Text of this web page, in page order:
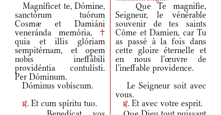
Magníficet te, Dómine,
sanctórum tuórum
Cosmæ et Damiáni
veneránda memória, †
quia et illis glóriam
sempitérnam, et opem
nobis ineffábili
providéntia contulísti.
Per Dóminum.
Que Te magnifie,
Seigneur, le vénérable
souvenir de tes saints
Côme et Damien, car Tu
as passé à la fois dans
cette gloire éternelle et
en nous l'œuvre de
l'ineffable providence.
Dóminus vobíscum.
Le Seigneur soit avec
vous.
r. Et cum spíritu tuo. r. Et avec votre esprit.